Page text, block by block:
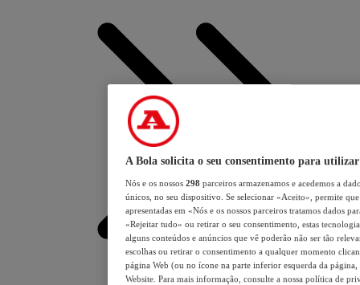
A Bola solicita o seu consentimento para utilizar
Nós e os nossos 298 parceiros armazenamos e acedemos a
únicos, no seu dispositivo. Se selecionar «Aceito», permite
apresentadas em «Nós e os nossos parceiros tratamos dados
«Rejeitar tudo» ou retirar o seu consentimento, estas
alguns conteúdos e anúncios que vê poderão não ser tão
escolhas ou retirar o consentimento a qualquer momento
página Web (ou no ícone na parte inferior esquerda da página,
Website. Para mais informação, consulte a nossa política de